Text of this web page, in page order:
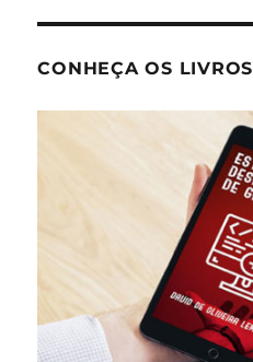
CONHEÇA OS LIVROS